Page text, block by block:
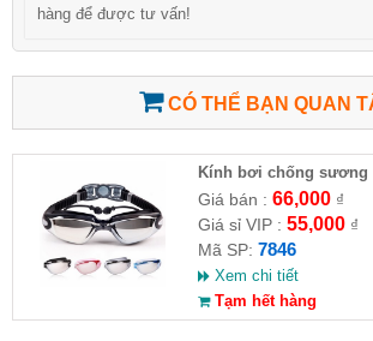
hàng để được tư vấn!
CÓ THỂ BẠN QUAN
Kính bơi chống sương
HĐ )
Giá bán : 66,000₫
Giá sỉ VIP : 55,000₫
Mã SP: 7846
Xem chi tiết
Tạm hết hàng